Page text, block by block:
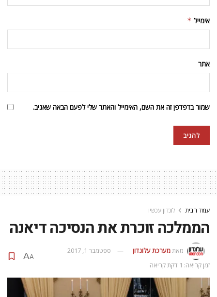
אימייל *
אתר
שמור בדפדפן זה את השם, האימייל והאתר שלי לפעם הבאה שאגיב.
עמוד הבית לונדון עכשיו
הממלכה זוכרת את הנסיכה דיאנה
מאתמערכת עלונדון
ספטמבר 1, 2017
זמן קריאה: 1 דקת קריאה
A
A